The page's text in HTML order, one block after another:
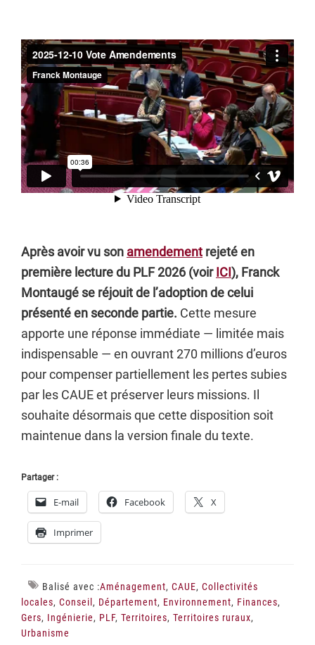
Après avoir vu son amendement rejeté en
première lecture du PLF 2026 (voirICI), Franck
Montaugé se réjouit de l’adoption de celui
présenté en seconde partie. Cette mesure
apporte une réponse immédiate — limitée mais
indispensable — en ouvrant 270 millions d’euros
pour compenser partiellement les pertes subies
par les CAUE et préserver leurs missions. Il
souhaite désormais que cette disposition soit
maintenue dans la version finale du texte.
Partager :
E-mail Facebook X
Imprimer
Balisé avec :Aménagement, CAUE, Collectivités
locales, Conseil , Département, Environnement, Finances,
Gers, Ingénierie, PLF, Territoires, Territoires ruraux,
Urbanisme